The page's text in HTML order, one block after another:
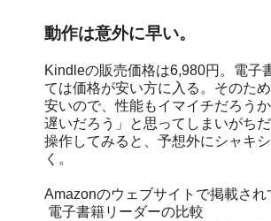
動作は意外に早い。
Kindleの販売価格は6,980円。電子
ては価格が安い方に入る。そのた
安いので、性能もイマイチだろう
遅いだろう」と思ってしまいがち
操作してみると、予想外にシャキ
く。
Amazonのウェブサイトで掲載さ
電子書籍リーダーの比較